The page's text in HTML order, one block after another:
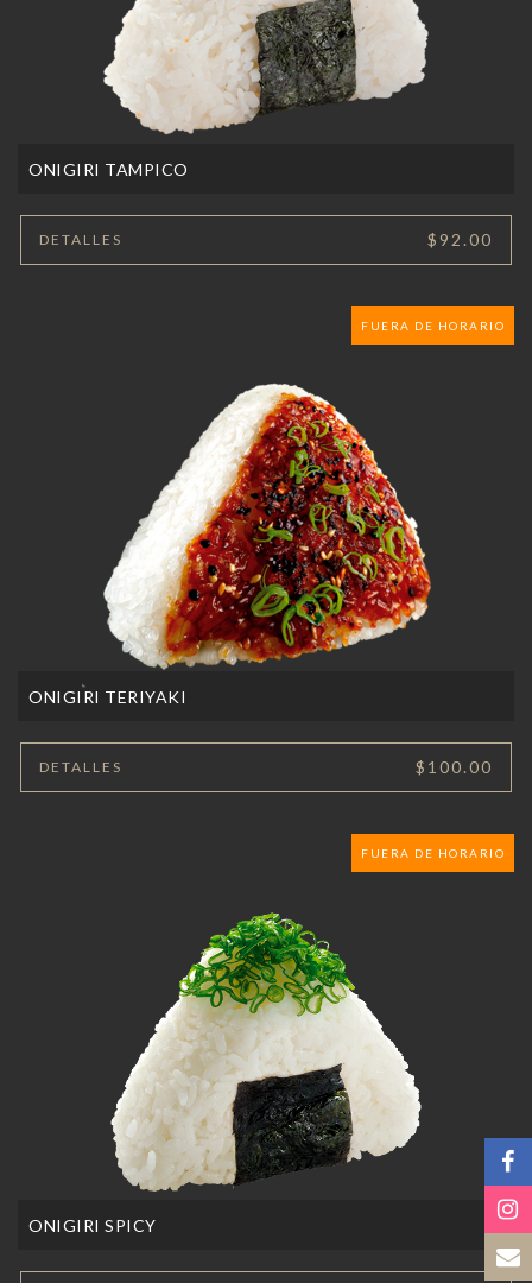
ONIGIRI TAMPICO
DETALLES $92.00
FUERA DE HORARIO
ONIGIRI TERIYAKI
DETALLES $100.00
FUERA DE HORARIO
ONIGIRI SPICY